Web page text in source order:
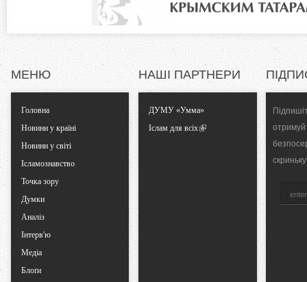
a
l
T
b
МЕНЮ
Головна
Новини у країні
Новини у світі
Ісламознавство
Точка зору
Думки
Аналіз
Інтерв'ю
Медіа
Блоґи
НАШІ ПАРТНЕРИ
ДУМУ «Умма»
Іслам для всіх